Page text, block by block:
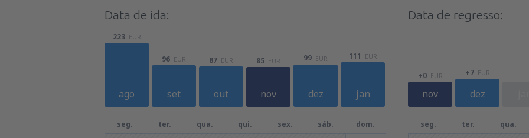
Data de ida:
ago
223 EUR
set
96 EUR
out
87 EUR
nov
85 EUR
dez
99 EUR
jan
111 EUR
seg. ter. qua. qui. sex. sáb. dom.
Data de regresso:
nov
+0 EUR
dez
+7 EUR
seg. ter. qua.